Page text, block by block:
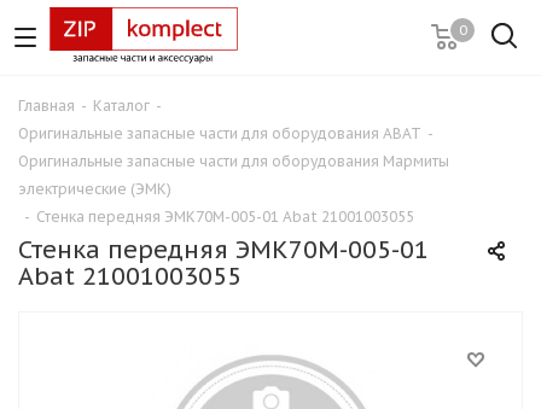
0
Главная - Каталог -
Оригинальные запасные части для оборудования ABAT -
Оригинальные запасные части для оборудования Мармиты
электрические (ЭМК)
- Стенка передняя ЭМК70М-005-01 Abat 21001003055
Стенка передняя ЭМК70М-005-01
Abat 21001003055